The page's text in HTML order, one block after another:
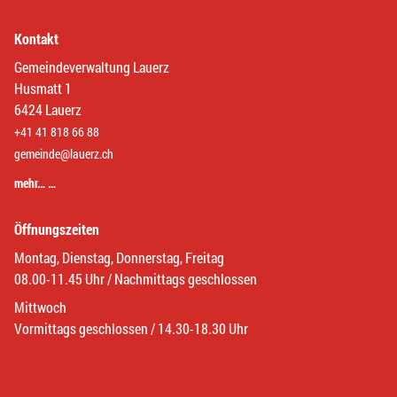
Kontakt
Gemeindeverwaltung Lauerz
Husmatt 1
6424 Lauerz
+41 41 818 66 88
gemeinde@lauerz.ch
mehr… …
Öffnungszeiten
Montag, Dienstag, Donnerstag, Freitag
08.00-11.45 Uhr / Nachmittags geschlossen
Mittwoch
Vormittags geschlossen / 14.30-18.30 Uhr